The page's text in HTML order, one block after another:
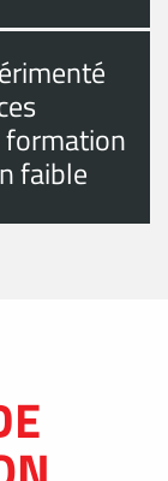
formation
faible